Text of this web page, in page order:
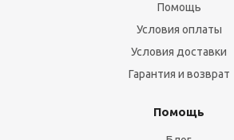
Помощь
Условия оплаты
Условия доставки
Гарантия и возврат
Помощь